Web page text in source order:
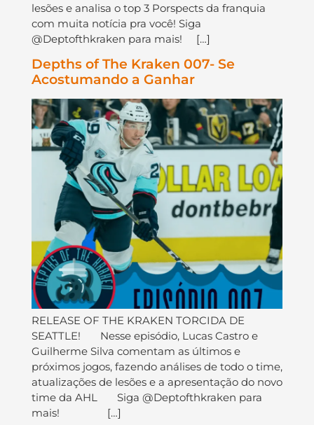
lesões e analisa o top 3 Porspects da franquia
com muita notícia pra você! Siga
@Deptofthkraken para mais! […]
Depths of The Kraken 007- Se
Acostumando a Ganhar
RELEASE OF THE KRAKEN TORCIDA DE
SEATTLE! Nesse episódio, Lucas Castro e
Guilherme Silva comentam as últimos e
próximos jogos, fazendo análises de todo o time,
atualizações de lesões e a apresentação do novo
time da AHL Siga @Deptofthkraken para
mais! […]